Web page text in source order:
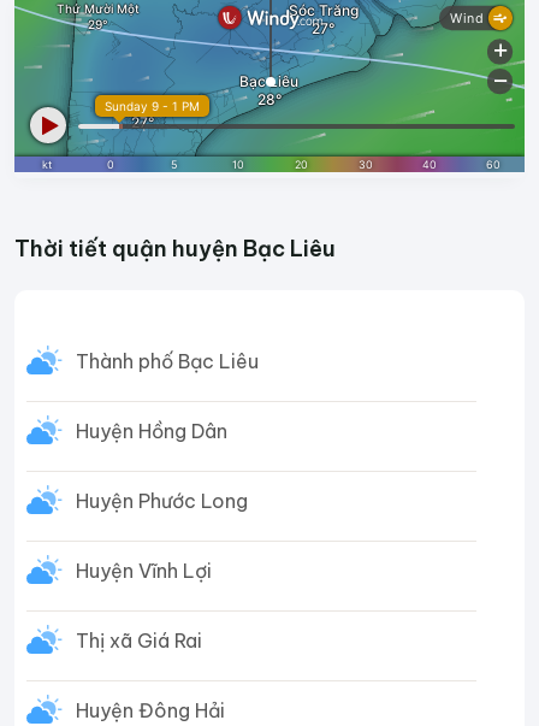
Thời tiết quận huyện Bạc Liêu
Thành phố Bạc Liêu
Huyện Hồng Dân
Huyện Phước Long
Huyện Vĩnh Lợi
Thị xã Giá Rai
Huyện Đông Hải